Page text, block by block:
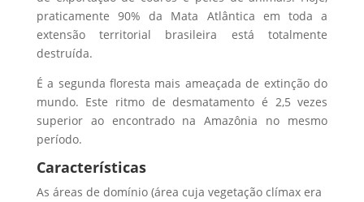
praticamente 90% da Mata Atlântica em toda a
extensão territorial brasileira está totalmente
destruída.
É a segunda floresta mais ameaçada de extinção do
mundo. Este ritmo de desmatamento é 2,5 vezes
superior ao encontrado na Amazônia no mesmo
período.
Características
As áreas de domínio (área cuja vegetação clímax era